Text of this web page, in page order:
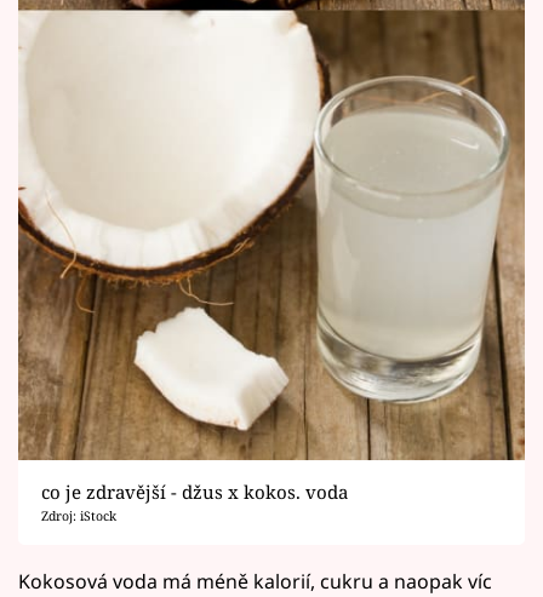
co je zdravější - džus x kokos. voda
Zdroj: iStock
Kokosová voda má méně kalorií, cukru a naopak víc